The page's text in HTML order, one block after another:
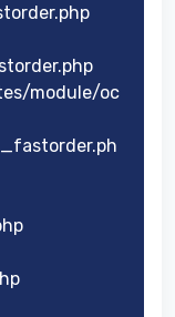
module/oc